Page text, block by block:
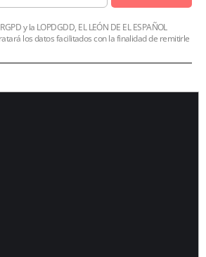
y la LOPDGDD, EL LEÓN DE EL ESPAÑOL
los datos facilitados con la finalidad de remitirle